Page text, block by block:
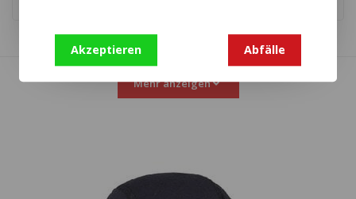
Zeige
Mehr anzeigen
Akzeptieren Abfälle